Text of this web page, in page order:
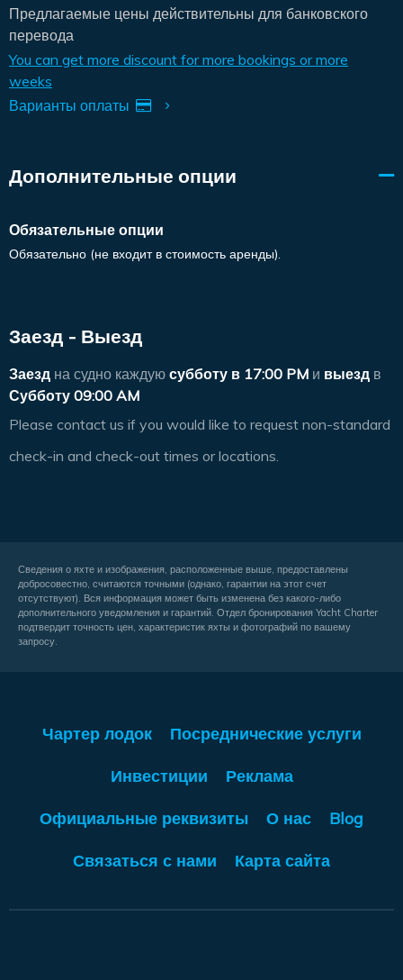
Предлагаемые цены действительны для банковского
перевода
You can get more discount for more bookings or more
weeks
Варианты оплаты
Дополнительные опции
Обязательные опции
Обязательно (не входит в стоимость аренды).
Заезд - Выезд
Заезд на судно каждую субботу в 17:00 PM и выезд в
Субботу 09:00 AM
Please contact us if you would like to request non-standard
check-in and check-out times or locations.
Сведения о яхте и изображения, расположенные выше, предоставлены
добросовестно, считаются точными (однако, гарантии на этот счет
отсутствуют). Вся информация может быть изменена без какого-либо
дополнительного уведомления и гарантий. Отдел бронирования Yacht Charter
подтвердит точность цен, характеристик яхты и фотографий по вашему
запросу.
Чартер лодок Посреднические услуги
Инвестиции Реклама
Официальные реквизиты О нас Blog
Связаться с нами Карта сайта